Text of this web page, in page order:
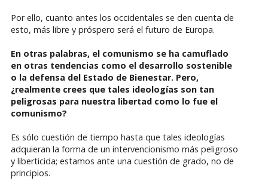
Por ello, cuanto antes los occidentales se den cuenta de
esto, más libre y próspero será el futuro de Europa.
En otras palabras, el comunismo se ha camuflado
en otras tendencias como el desarrollo sostenible
o la defensa del Estado de Bienestar. Pero,
¿realmente crees que tales ideologías son tan
peligrosas para nuestra libertad como lo fue el
comunismo?
Es sólo cuestión de tiempo hasta que tales ideologías
adquieran la forma de un intervencionismo más peligroso
y liberticida; estamos ante una cuestión de grado, no de
principios.